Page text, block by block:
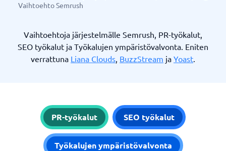
Vaihtoehto Semrush
Vaihtoehtoja järjestelmälle Semrush, PR-työkalut,
SEO työkalut ja Työkalujen ympäristövalvonta. Eniten
verrattuna Liana Clouds, BuzzStream ja Yoast.
PR-työkalut SEO työkalut
Työkalujen ympäristövalvonta